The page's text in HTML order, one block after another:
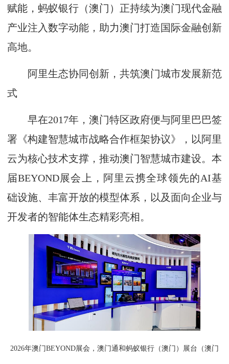
赋能，蚂蚁银行（澳门）正持续为澳门现代金融
产业注入数字动能，助力澳门打造国际金融创新
高地。
阿里生态协同创新，共筑澳门城市发展新范
式
早在2017年，澳门特区政府便与阿里巴巴签
署《构建智慧城市战略合作框架协议》，以阿里
云为核心技术支撑，推动澳门智慧城市建设。本
届BEYOND展会上，阿里云携全球领先的AI基
础设施、丰富开放的模型体系，以及面向企业与
开发者的智能体生态精彩亮相。
2026年澳门BEYOND展会，澳门通和蚂蚁银行（澳门）展台（澳门